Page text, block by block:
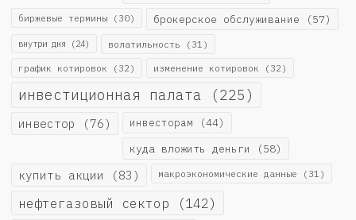
биржевые термины (30) брокерское обслуживание (57)
внутри дня (24) волатильность (31)
график котировок (32) изменение котировок (32)
инвестиционная палата (225)
инвестор (76) инвесторам (44)
куда вложить деньги (58)
купить акции (83) макроэкономические данные (31)
нефтегазовый сектор (142)